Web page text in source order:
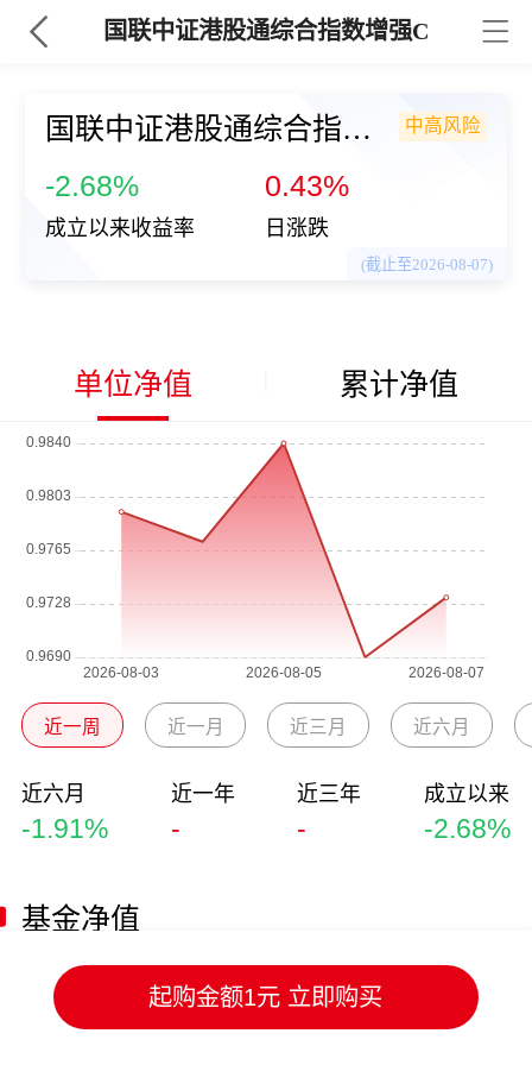
国联中证港股通综合指数增强C
国联中证港股通综合指数增强C （
中高风险
-2.68%
成立以来收益率
0.43%
日涨跌
(截止至2026-08-07)
单位净值 累计净值
近一周 近一月 近三月 近六月
近六月
-1.91%
近一年
-
近三年
-
成立以来
-2.68%
基金净值
净值日期 日涨跌幅
2026-08-07 0.43%
起购金额1元 立即购买